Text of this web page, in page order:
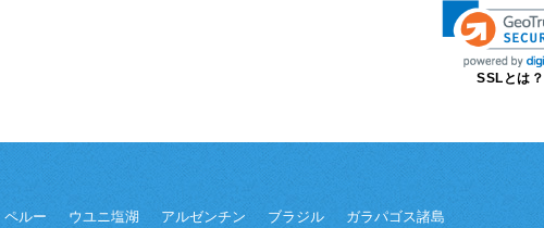
SSLとは？
ペルー ウユニ塩湖 アルゼンチン ブラジル ガラパゴス諸島